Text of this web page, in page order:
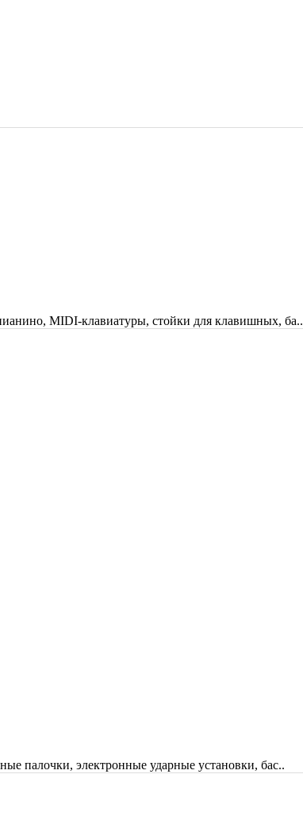
MIDI-клавиатуры, стойки для клавишных, ба..
палочки, электронные ударные установки, бас..